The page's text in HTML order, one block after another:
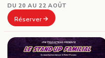
DU 20 AU 22 AOÛT
Réserver